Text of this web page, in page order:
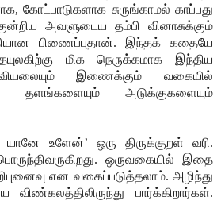
கோட்பாடுகளாக சுருங்காமல் காப்பது
அவளுடைய தம்பி வினாசுக்கும்
பிணைப்புதான். இந்தக் கதையே
மிக நெருக்கமாக இந்திய
இணைக்கும் வகையில்
தளங்களையும் அடுக்குகளையும்
யானே உளேன்’ ஒரு திருக்குறள் வரி.
ஒருவகையில் இதை
என வகைப்படுத்தலாம். அழிந்து
விண்கலத்திலிருந்து பார்க்கிறார்கள்.